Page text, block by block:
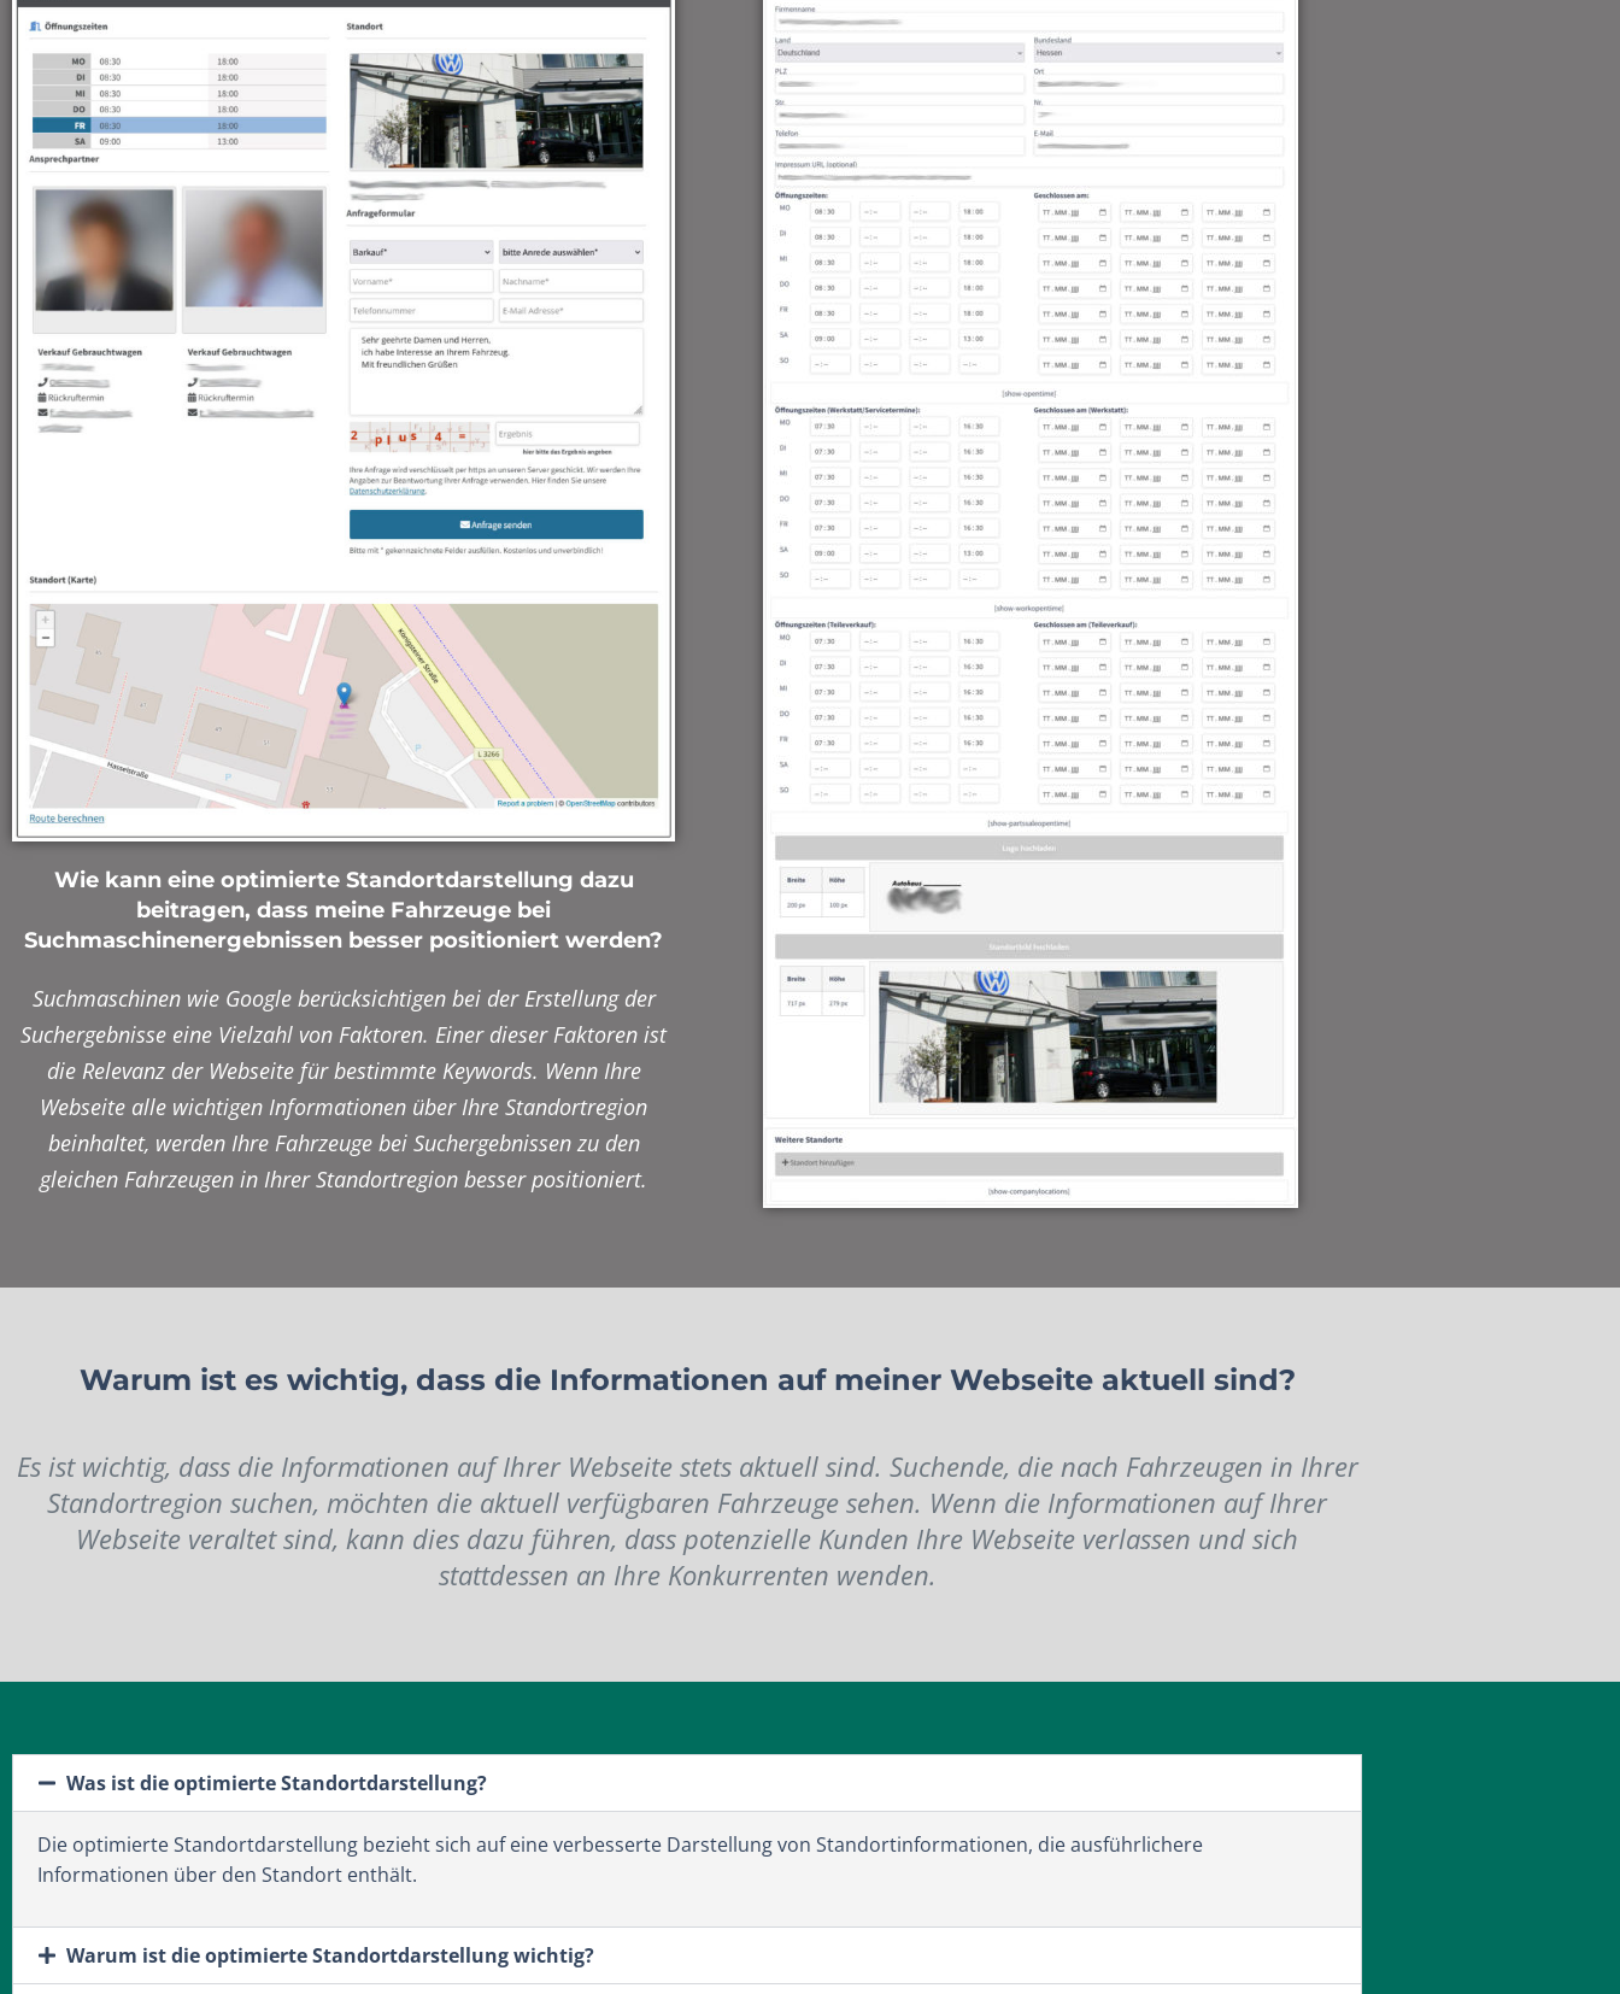
Wie kann eine optimierte Standortdarstellung dazu
beitragen, dass meine Fahrzeuge bei
Suchmaschinenergebnissen besser positioniert werden?
Suchmaschinen wie Google berücksichtigen bei der Erstellung der
Suchergebnisse eine Vielzahl von Faktoren. Einer dieser Faktoren ist
die Relevanz der Webseite für bestimmte Keywords. Wenn Ihre
Webseite alle wichtigen Informationen über Ihre Standortregion
beinhaltet, werden Ihre Fahrzeuge bei Suchergebnissen zu den
gleichen Fahrzeugen in Ihrer Standortregion besser positioniert.
Warum ist es wichtig, dass die Informationen auf meiner Webseite aktuell sind?
Es ist wichtig, dass die Informationen auf Ihrer Webseite stets aktuell sind. Suchende, die nach Fahrzeugen in Ihrer
Standortregion suchen, möchten die aktuell verfügbaren Fahrzeuge sehen. Wenn die Informationen auf Ihrer
Webseite veraltet sind, kann dies dazu führen, dass potenzielle Kunden Ihre Webseite verlassen und sich
stattdessen an Ihre Konkurrenten wenden.
Was ist die optimierte Standortdarstellung?
Die optimierte Standortdarstellung bezieht sich auf eine verbesserte Darstellung von Standortinformationen, die ausführlichere
Informationen über den Standort enthält.
Warum ist die optimierte Standortdarstellung wichtig?